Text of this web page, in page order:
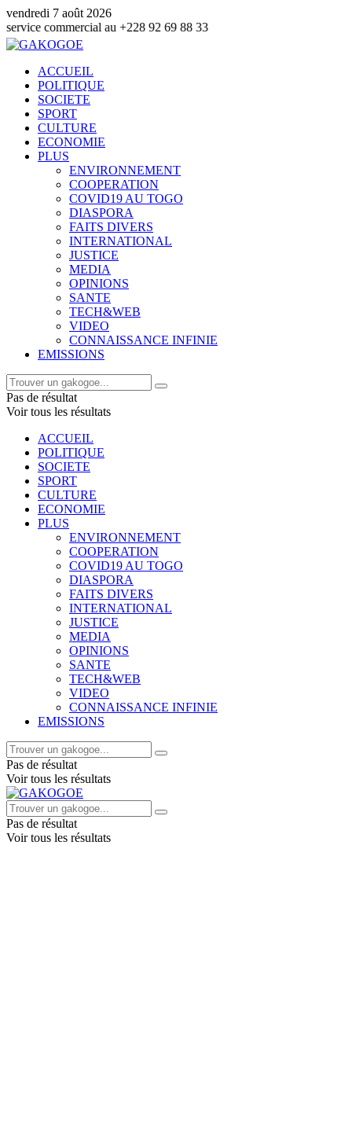
vendredi 7 août 2026
au +228 92 69 88 33
ACCUEIL
POLITIQUE
SOCIETE
SPORT
CULTURE
ECONOMIE
PLUS
ENVIRONNEMENT
COOPERATION
COVID19 AU TOGO
DIASPORA
FAITS DIVERS
INTERNATIONAL
JUSTICE
MEDIA
OPINIONS
SANTE
TECH&WEB
VIDEO
CONNAISSANCE INFINIE
EMISSIONS
Pas de résultat
Voir tous les résultats
ACCUEIL
POLITIQUE
SOCIETE
SPORT
CULTURE
ECONOMIE
PLUS
ENVIRONNEMENT
COOPERATION
COVID19 AU TOGO
DIASPORA
FAITS DIVERS
INTERNATIONAL
JUSTICE
MEDIA
OPINIONS
SANTE
TECH&WEB
VIDEO
CONNAISSANCE INFINIE
EMISSIONS
Pas de résultat
Voir tous les résultats
Pas de résultat
Voir tous les résultats